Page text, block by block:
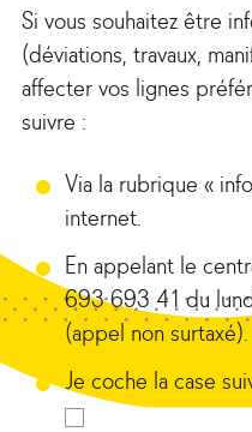
Si vous souhaitez être
(déviations, travaux,
affecter vos lignes
suivre :
Via la rubrique «
internet.
En appelant le
693 693 41 du
(appel non surtaxé).
Je coche la case